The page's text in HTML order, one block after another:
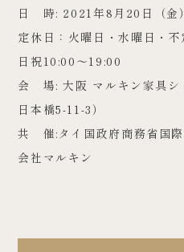
日 時: 2021年8月20日（金
定休日：火曜日・水曜日・
日祝10:00～19:00
会 場: 大阪 マルキン家具シ
日本橋5-11-3）
共 催:タイ国政府商務省国
会社マルキン